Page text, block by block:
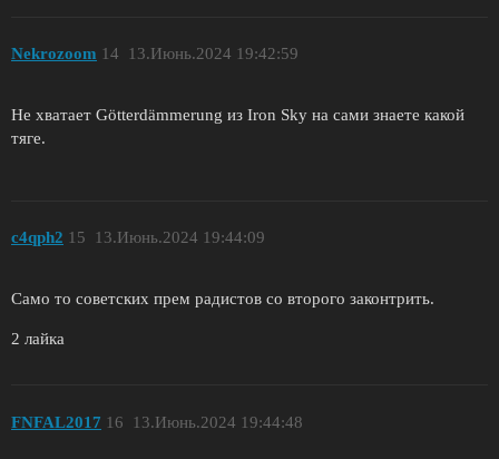
Nekrozoom 13.Июнь.2024 19:42:59
14
Не хватает Götterdämmerung из Iron Sky на сами знаете какой
тяге.
c4qph2 13.Июнь.2024 19:44:09
15
Само то советских прем радистов со второго законтрить.
2 лайка
FNFAL2017 13.Июнь.2024 19:44:48
16